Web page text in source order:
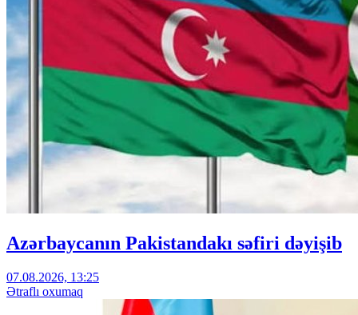
Azərbaycanın Pakistandakı səfiri dəyişib
07.08.2026, 13:25
Ətraflı oxumaq